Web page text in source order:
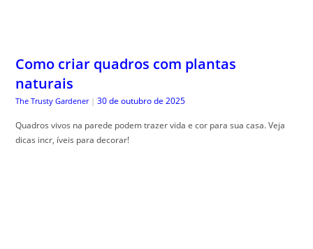
Como criar quadros com plantas
naturais
The Trusty Gardener | 30 de outubro de 2025
Quadros vivos na parede podem trazer vida e cor para sua casa. Veja
dicas incr, íveis para decorar!